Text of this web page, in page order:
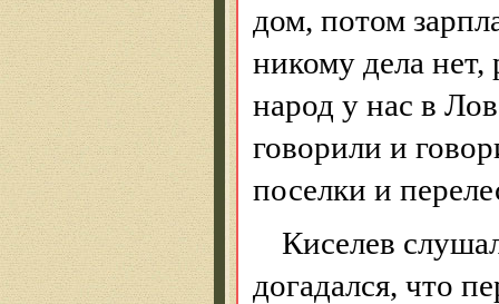
дом, потом
никому дела
народ у нас в
говорили и
поселки и
Киселев
догадался, что